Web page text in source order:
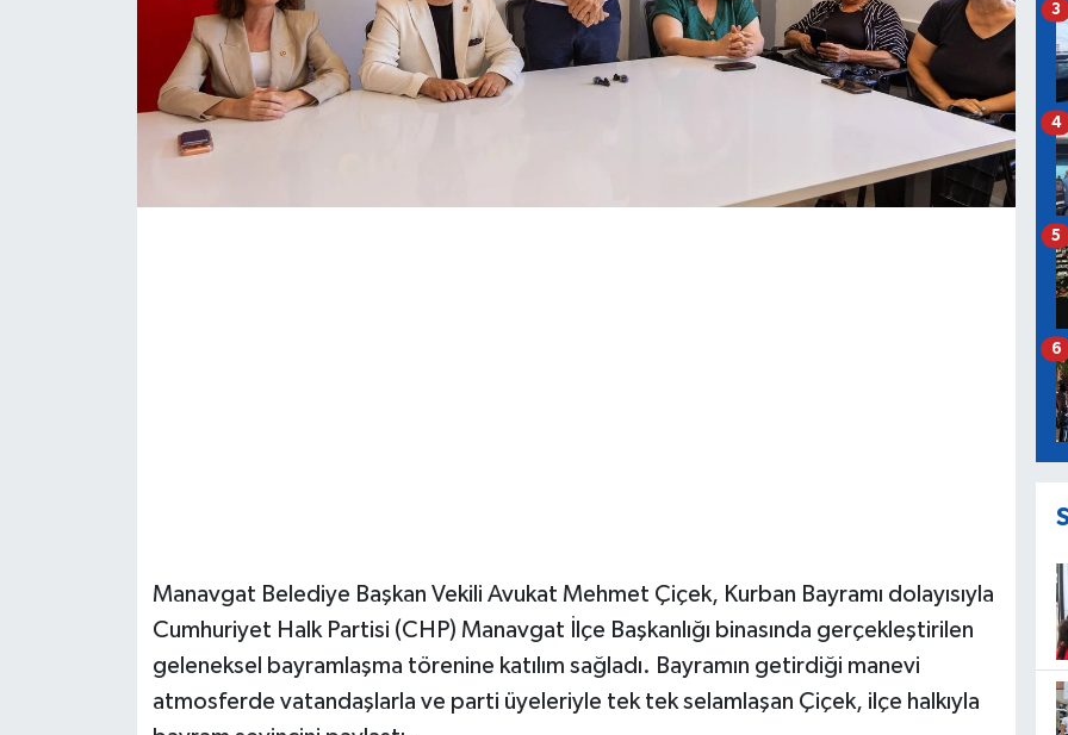
Manavgat Belediye Başkan Vekili Avukat Mehmet Çiçek, Kurban Bayramı dolayısıyla
Cumhuriyet Halk Partisi (CHP) Manavgat İlçe Başkanlığı binasında gerçekleştirilen
geleneksel bayramlaşma törenine katılım sağladı. Bayramın getirdiği manevi
atmosferde vatandaşlarla ve parti üyeleriyle tek tek selamlaşan Çiçek, ilçe halkıyla
3
4
5
6
Kültür ve Sanat
Sivil Toplum